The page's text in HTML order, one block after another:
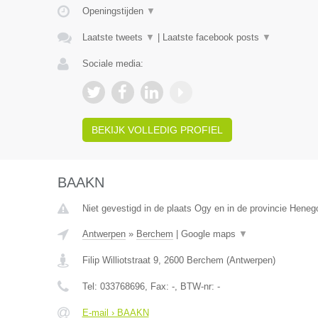
Openingstijden ▼
Laatste tweets ▼ Laatste facebook posts ▼
Sociale media:
BEKIJK VOLLEDIG PROFIEL
BAAKN
Niet gevestigd in de plaats Ogy en in de provincie
Antwerpen» Berchem Google maps ▼
Filip Williotstraat 9, 2600 Berchem (Antwerpen)
Tel: 033768696, Fax: -, BTW-nr: -
E-mail › BAAKN